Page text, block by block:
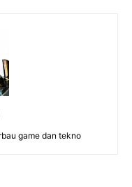
game dan tekno